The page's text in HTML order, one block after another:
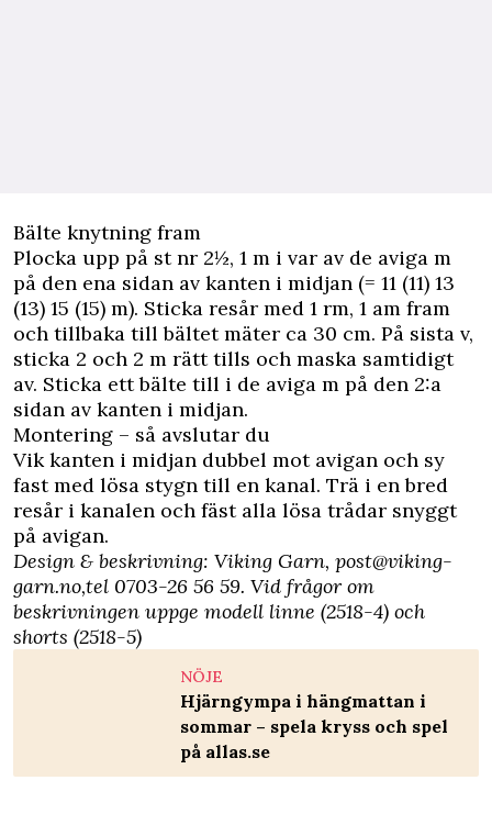
Bälte knytning fram
Plocka upp på st nr 2½, 1 m i var av de aviga m
på den ena sidan av kanten i midjan (= 11 (11) 13
(13) 15 (15) m). Sticka resår med 1 rm, 1 am fram
och tillbaka till bältet mäter ca 30 cm. På sista v,
sticka 2 och 2 m rätt tills och maska samtidigt
av. Sticka ett bälte till i de aviga m på den 2:a
sidan av kanten i midjan.
Montering – så avslutar du
Vik kanten i midjan dubbel mot avigan och sy
fast med lösa stygn till en kanal. Trä i en bred
resår i kanalen och fäst alla lösa trådar snyggt
på avigan.
Design & beskrivning: Viking Garn, post@viking-
garn.no,tel 0703-26 56 59. Vid frågor om
beskrivningen uppge modell linne (2518-4) och
shorts (2518-5)
NÖJE
Hjärngympa i hängmattan i
sommar – spela kryss och spel
på allas.se